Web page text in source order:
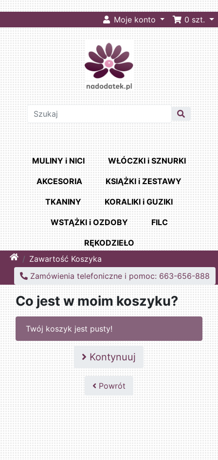
Moje konto 0 szt.
MULINY i NICI WŁÓCZKI i SZNURKI
AKCESORIA KSIĄŻKI i ZESTAWY
TKANINY KORALIKI i GUZIKI
WSTĄŻKI i OZDOBY FILC
RĘKODZIEŁO
HomeZawartość Koszyka
Zamówienia telefoniczne i pomoc: 663-656-888
Co jest w moim koszyku?
Twój koszyk jest pusty!
Kontynuuj
Powrót